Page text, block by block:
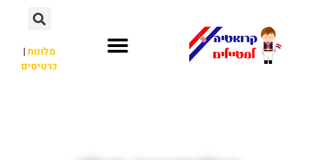
מלונות|
כרטיסים